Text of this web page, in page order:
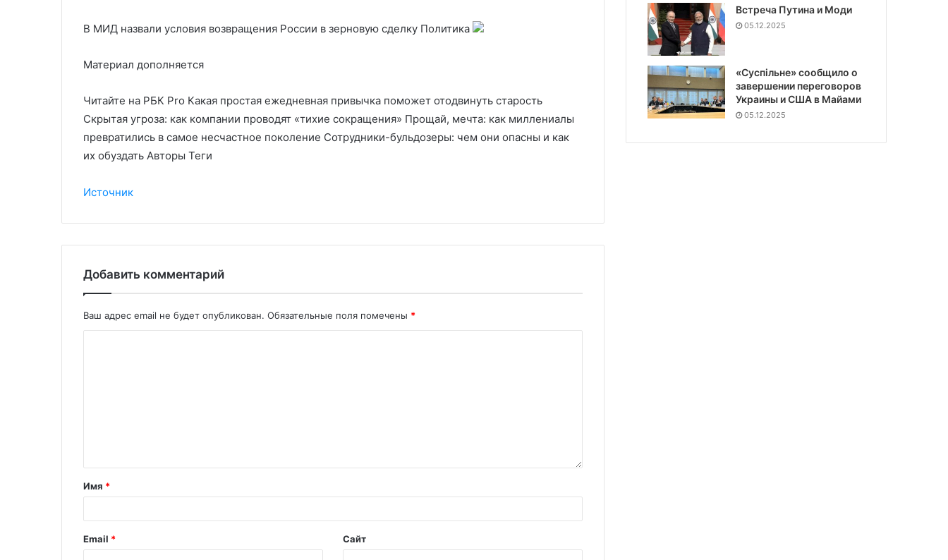
В МИД назвали условия возвращения России в зерновую сделку Политика
Материал дополняется
Читайте на РБК Pro Какая простая ежедневная привычка поможет отодвинуть старость
Скрытая угроза: как компании проводят «тихие сокращения» Прощай, мечта: как миллениалы
превратились в самое несчастное поколение Сотрудники-бульдозеры: чем они опасны и как
их обуздать Авторы Теги
Источник
Добавить комментарий
Ваш адрес email не будет опубликован. Обязательные поля помечены *
Имя *
Email * Сайт
Встреча Путина и Моди
05.12.2025
«Суспiльне» сообщило о
завершении переговоров
Украины и США в Майами
05.12.2025